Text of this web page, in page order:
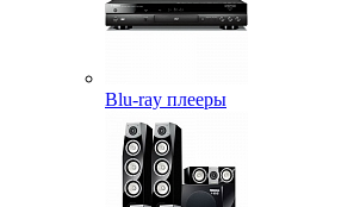
Blu-ray плееры